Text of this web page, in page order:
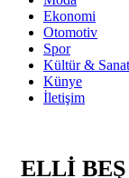
Ekonomi
Otomotiv
Spor
Kültür & Sanat
Künye
İletişim
ELLİ